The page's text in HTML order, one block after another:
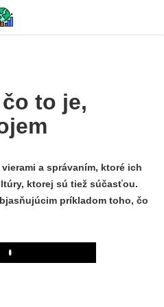
to je,
a správaním, ktoré ich
ktorej sú tiež súčasťou.
príkladom toho, čo
Play